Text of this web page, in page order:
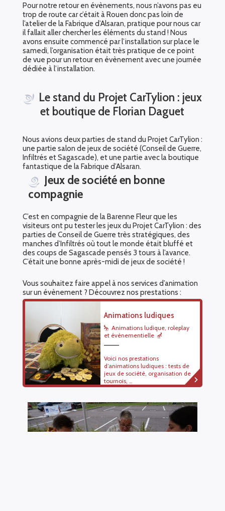
Pour notre retour en évènements, nous n’avons pas eu
trop de route car c’était à Rouen donc pas loin de
l’atelier de la Fabrique d’Alsaran, pratique pour nous car
il fallait aller chercher les éléments du stand ! Nous
avons ensuite commencé par l’installation sur place le
samedi, l’organisation était très pratique de ce point
de vue pour un retour en évènement avec une journée
dédiée à l’installation.
Le stand du Projet CarTylion : jeux
et boutique de Florian Daguet
Nous avions deux parties de stand du Projet CarTylion :
une partie salon de jeux de société (Conseil de Guerre,
Infiltrés et Sagascade), et une partie avec la boutique
fantastique de la Fabrique d’Alsaran.
Jeux de société en bonne
compagnie
C’est en compagnie de la Barenne Fleur que les
visiteurs ont pu tester les jeux du Projet CarTylion : des
parties de Conseil de Guerre très stratégiques, des
manches d’Infiltrés où tout le monde était bluffé et
des coups de Sagascade pensés 3 tours à l’avance.
C’était une bonne après-midi de jeux de société !
Vous souhaitez faire appel à nos services d’animation
sur un évènement ? Découvrez nos prestations :
Animations ludiques
Animations ludique, roleplay
et évènementielle
Voici nos prestations
d’animations ludiques : tests de
jeux de société, organisation de
tournois, …